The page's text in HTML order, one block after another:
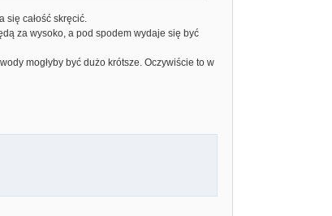
całość skręcić.
za wysoko, a pod spodem wydaje się być
mogłyby być dużo krótsze. Oczywiście to w